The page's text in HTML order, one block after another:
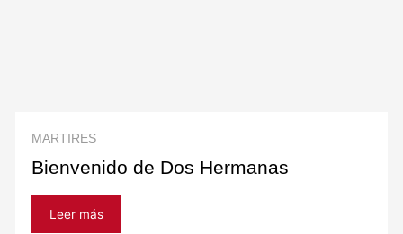
MARTIRES
Bienvenido de Dos Hermanas
Leer más